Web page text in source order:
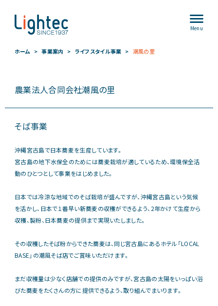
Menu
ホーム 事業案内 ライフスタイル事業 潮⾵の⾥
農業法⼈合同会社潮⾵の⾥
そば事業
沖縄宮古島で⽇本蕎⻨を⽣産しています。
宮古島の地下⽔保全のためには蕎⻨栽培が適しているため、環境保全活
動のひとつとして事業をはじめました。
⽇本では冷涼な地域でのそば栽培が盛んですが、沖縄宮古島という気候
を活かし、⽇本で１番早い新蕎⻨の収穫ができるよう、2年かけて⽣産から
収穫、製粉、⽇本蕎⻨の提供まで実現いたしました。
その収穫したそば粉からできた蕎⻨は、同じ宮古島にあるホテル「LOCAL
BASE」の潮⾵そば店でご賞味いただけます。
まだ収穫量は少なく店舗での提供のみですが、宮古島の太陽をいっぱい浴
びた蕎⻨をたくさんの⽅に提供できるよう、取り組んでまいります。